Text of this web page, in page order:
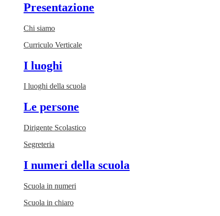
Presentazione
Chi siamo
Curriculo Verticale
I luoghi
I luoghi della scuola
Le persone
Dirigente Scolastico
Segreteria
I numeri della scuola
Scuola in numeri
Scuola in chiaro